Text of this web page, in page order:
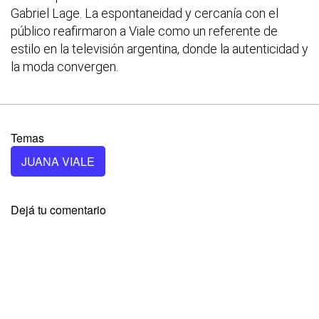
Gabriel Lage. La espontaneidad y cercanía con el
público reafirmaron a Viale como un referente de
estilo en la televisión argentina, donde la autenticidad y
la moda convergen.
Temas
JUANA VIALE
Dejá tu comentario